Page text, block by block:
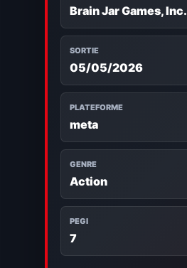
Brain Jar Games, Inc.
SORTIE
05/05/2026
PLATEFORME
meta
GENRE
Action
PEGI
7